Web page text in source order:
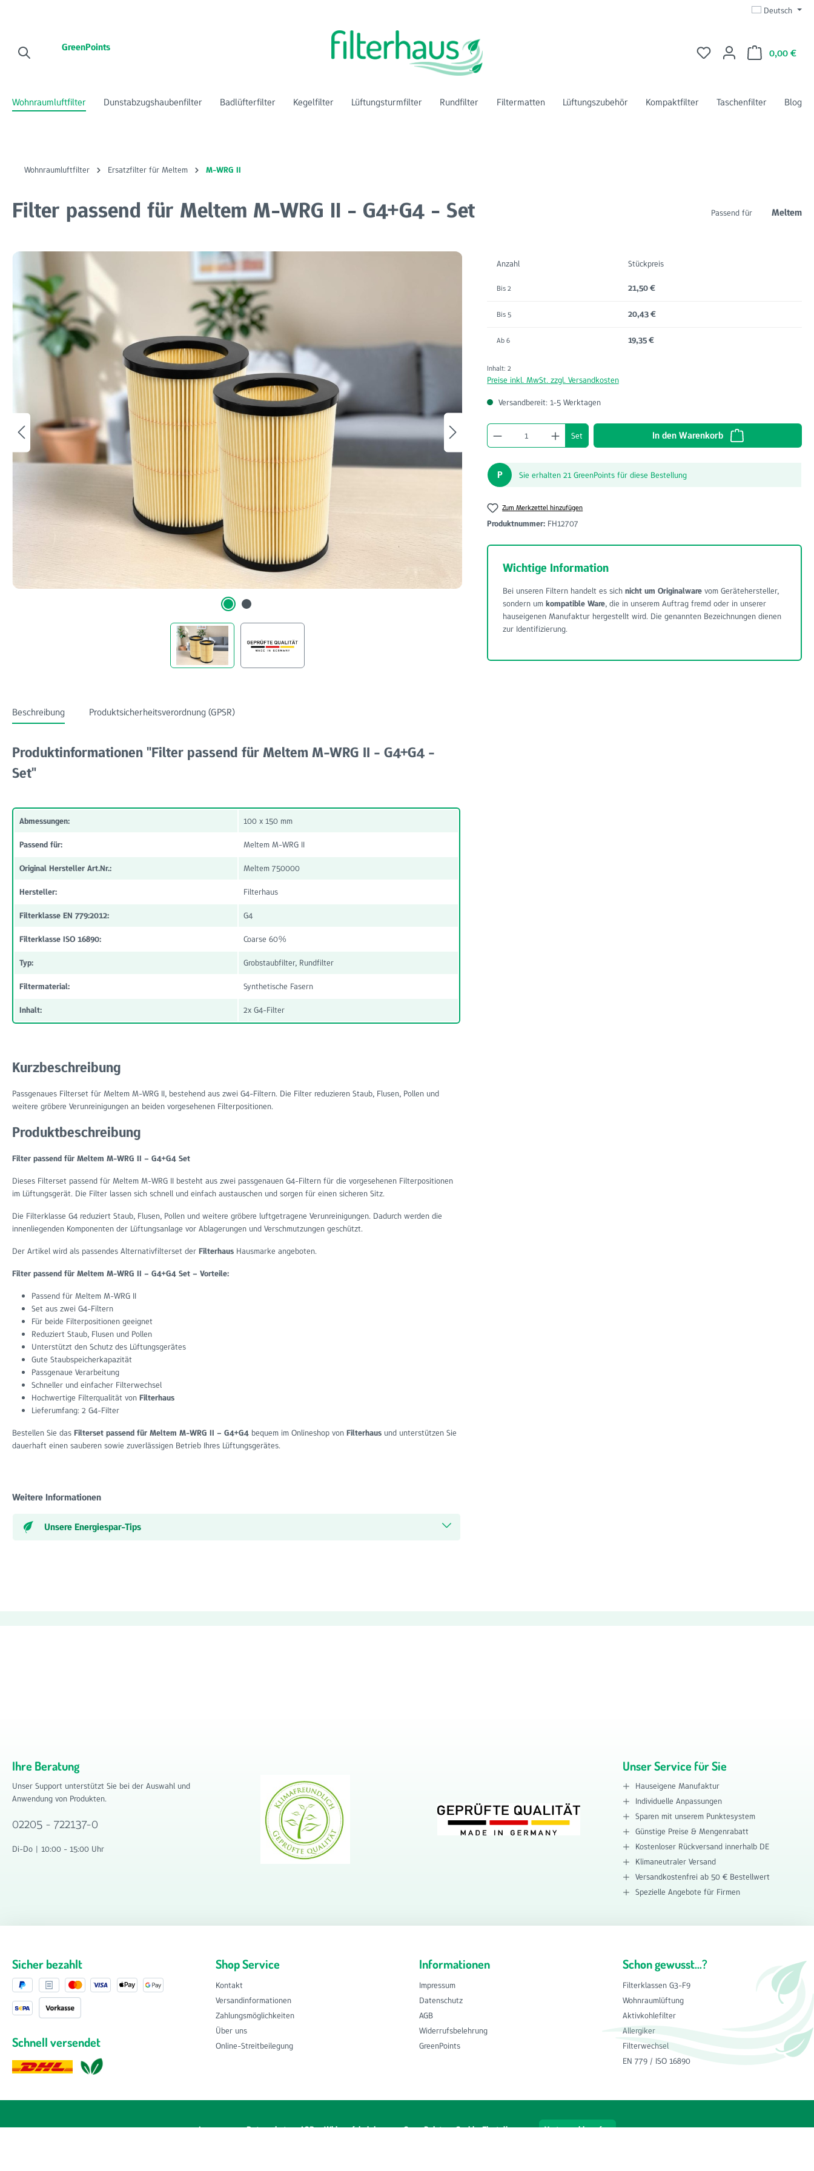
Deutsch
GreenPoints Du hast 0 Produkte auf dem
0,00 €
Wohnraumluftfilter Dunstabzugshaubenfilter Badlüfterfilter Kegelfilter Lüftungsturmfilter Rundfilter Filtermatten Lüftungszubehör Kompaktfilter Taschenfilter Blog
Wohnraumluftfilter Ersatzfilter für Meltem M-WRG II
Filter passend für Meltem M-WRG II - G4+G4 - Set Passend für Meltem
Bildergalerie überspringen
Anzahl Stückpreis
Bis2 21,50 €
Bis 5 20,43 €
Ab6 19,35 €
Inhalt: 2
Preise inkl. MwSt. zzgl. Versandkosten
Versandbereit: 1-5 Werktagen
Produkt Anzahl: Gib den gewünschten Wert ein oder
Set In den Warenkorb
P Sie erhalten 21 GreenPoints für diese Bestellung
Zum Merkzettel hinzufügen
Produktnummer: FH12707
Wichtige Information
Bei unseren Filtern handelt es sich nicht um Originalware vom Gerätehersteller,
sondern um kompatible Ware, die in unserem Auftrag fremd oder in unserer
hauseigenen Manufaktur hergestellt wird. Die genannten Bezeichnungen dienen
zur Identifizierung.
Beschreibung Produktsicherheitsverordnung (GPSR)
Produktinformationen "Filter passend für Meltem M-WRG II - G4+G4 -
Set"
Abmessungen: 100 x 150 mm
Passend für: Meltem M-WRG II
Original Hersteller Art.Nr.: Meltem 750000
Hersteller: Filterhaus
Filterklasse EN 779:2012: G4
Filterklasse ISO 16890: Coarse 60%
Typ: Grobstaubfilter, Rundfilter
Filtermaterial: Synthetische Fasern
Inhalt: 2x G4-Filter
Kurzbeschreibung
Passgenaues Filterset für Meltem M-WRG II, bestehend aus zwei G4-Filtern. Die Filter reduzieren Staub, Flusen, Pollen und
weitere gröbere Verunreinigungen an beiden vorgesehenen Filterpositionen.
Produktbeschreibung
Filter passend für Meltem M-WRG II – G4+G4 Set
Dieses Filterset passend für Meltem M-WRG II besteht aus zwei passgenauen G4-Filtern für die vorgesehenen Filterpositionen
im Lüftungsgerät. Die Filter lassen sich schnell und einfach austauschen und sorgen für einen sicheren Sitz.
Die Filterklasse G4 reduziert Staub, Flusen, Pollen und weitere gröbere luftgetragene Verunreinigungen. Dadurch werden die
innenliegenden Komponenten der Lüftungsanlage vor Ablagerungen und Verschmutzungen geschützt.
Der Artikel wird als passendes Alternativfilterset der Filterhaus Hausmarke angeboten.
Filter passend für Meltem M-WRG II – G4+G4 Set – Vorteile:
Passend für Meltem M-WRG II
Set aus zwei G4-Filtern
Für beide Filterpositionen geeignet
Reduziert Staub, Flusen und Pollen
Unterstützt den Schutz des Lüftungsgerätes
Gute Staubspeicherkapazität
Passgenaue Verarbeitung
Schneller und einfacher Filterwechsel
Hochwertige Filterqualität von Filterhaus
Lieferumfang: 2 G4-Filter
Bestellen Sie das Filterset passend für Meltem M-WRG II – G4+G4 bequem im Onlineshop von Filterhaus und unterstützen Sie
dauerhaft einen sauberen sowie zuverlässigen Betrieb Ihres Lüftungsgerätes.
Weitere Informationen
Unsere Energiespar-Tips
Ihre Beratung
Unser Support unterstützt Sie bei der Auswahl und
Anwendung von Produkten.
02205 - 722137-0
Di-Do | 10:00 - 15:00 Uhr
Unser Service für Sie
Hauseigene Manufaktur
Individuelle Anpassungen
Sparen mit unserem Punktesystem
Günstige Preise & Mengenrabatt
Kostenloser Rückversand innerhalb DE
Klimaneutraler Versand
Versandkostenfrei ab 50 € Bestellwert
Spezielle Angebote für Firmen
Sicher bezahlt
Schnell versendet
Shop Service
Kontakt
Versandinformationen
Zahlungsmöglichkeiten
Über uns
Online-Streitbeilegung
Informationen
Impressum
Datenschutz
AGB
Widerrufsbelehrung
GreenPoints
Schon gewusst...?
Filterklassen G3-F9
Wohnraumlüftung
Aktivkohlefilter
Allergiker
Filterwechsel
EN 779 / ISO 16890
Impressum Datenschutz AGB Widerrufsbelehrung GreenPoints Cookie-Einstellungen Vertrag widerrufen